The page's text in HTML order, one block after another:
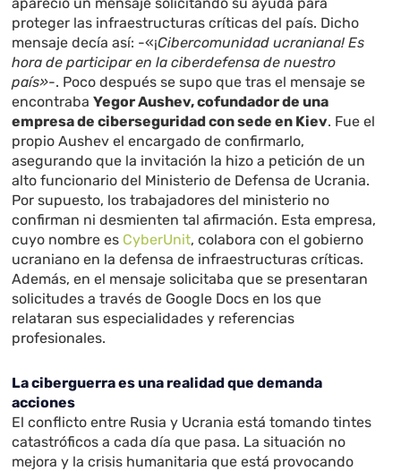
proteger las infraestructuras críticas del país. Dicho
mensaje decía así: -«¡Cibercomunidad ucraniana! Es
hora de participar en la ciberdefensa de nuestro
país»-. Poco después se supo que tras el mensaje se
encontrabaYegor Aushev, cofundador de una
empresa de ciberseguridad con sede en Kiev. Fue el
propio Aushev el encargado de confirmarlo,
asegurando que la invitación la hizo a petición de un
alto funcionario del Ministerio de Defensa de Ucrania.
Por supuesto, los trabajadores del ministerio no
confirman ni desmienten tal afirmación. Esta empresa,
cuyo nombre es CyberUnit, colabora con el gobierno
ucraniano en la defensa de infraestructuras críticas.
Además, en el mensaje solicitaba que se presentaran
solicitudes a través de Google Docs en los que
relataran sus especialidades y referencias
profesionales.
La ciberguerra es una realidad que demanda
acciones
El conflicto entre Rusia y Ucrania está tomando tintes
catastróficos a cada día que pasa. La situación no
mejora y la crisis humanitaria que está provocando